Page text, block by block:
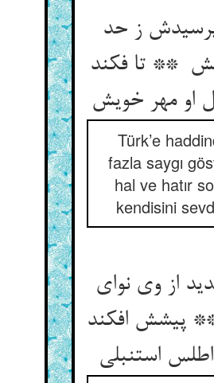
ز حد
** تا فکند
Türk’e
fazla saygı
hal ve hatır
kendisini
از وی نوای
پیشش افکند